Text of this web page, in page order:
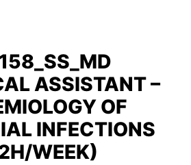
ASSISTANT –
OF
INFECTIONS
WEEK)